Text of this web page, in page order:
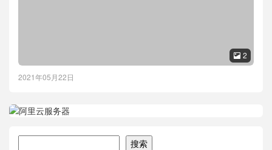
 2
2021年05月22日
搜索